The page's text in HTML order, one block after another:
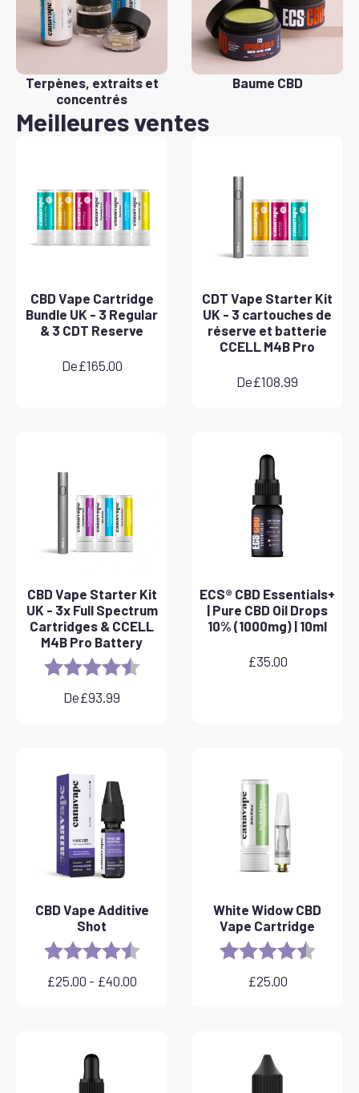
Terpènes, extraits et
concentrés
Baume CBD
Meilleures ventes
CBD Vape Cartridge
Bundle UK - 3 Regular
& 3 CDT Reserve
De£165.00
CDT Vape Starter Kit
UK - 3 cartouches de
réserve et batterie
CCELL M4B Pro
De£108.99
CBD Vape Starter Kit
UK - 3x Full Spectrum
Cartridges & CCELL
M4B Pro Battery
Rating: 4.8 out of 5 stars
De£93.99
ECS® CBD Essentials+
| Pure CBD Oil Drops
10% (1000mg) | 10ml
£35.00
CBD Vape Additive
Shot
Rating: 4.8 out of 5 stars
£25.00 - £40.00
Plage
£25.00
£40.00
White Widow CBD
Vape Cartridge
Rating: 4.6 out
£25.00